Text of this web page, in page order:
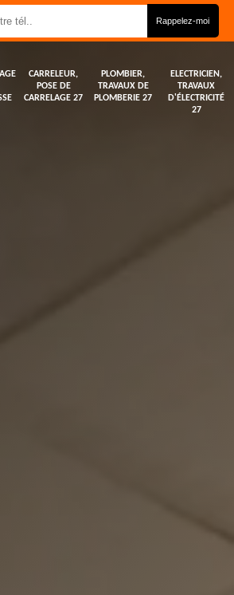
CARRELEUR,
POSE DE
CARRELAGE 27
PLOMBIER,
TRAVAUX DE
PLOMBERIE 27
ELECTRICIEN,
TRAVAUX
D'ÉLECTRICITÉ
27